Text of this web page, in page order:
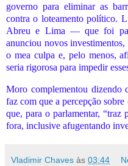
governo para eliminar as
contra o loteamento político.
Abreu e Lima — que foi
anunciou novos
o mea culpa e, pelo menos,
seria rigorosa para impedir
Moro complementou dizendo
faz com que a percepção
que, para o parlamentar, “traz
fora, inclusive afugentando
Vladimir Chaves às 03:44